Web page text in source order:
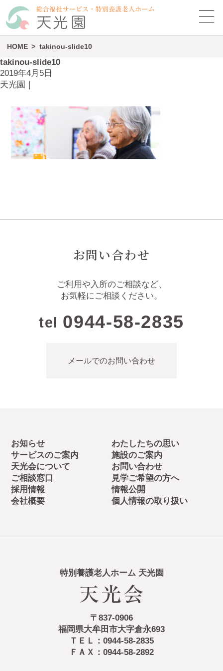
HOME takinou-slide10
takinou-slide10
2019年4月5日
天光園 ｜
お問い合わせ
ご利用や入所のご相談など、
お気軽にご相談ください。
tel 0944-58-2835
メールでのお問い合わせ
お知らせ
わたしたちの思い
サービスのご案内
施設のご案内
天光会について
お問い合わせ
ご相談窓口
見学ご希望の方へ
採用情報
情報公開
会社概要
個人情報の取り扱い
特別養護老人ホーム 天光園
〒837-0906
福岡県大牟田市大字倉永693
ＴＥＬ：0944-58-2835
ＦＡＸ：0944-58-2892